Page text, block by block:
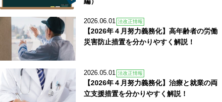
2026.06.01 法改正情報
【2026年４月努力義務化】高年齢者の労働
災害防止措置を分かりやすく解説！
2026.05.01 法改正情報
【2026年４月努力義務化】治療と就業の両
立支援措置を分かりやすく解説！